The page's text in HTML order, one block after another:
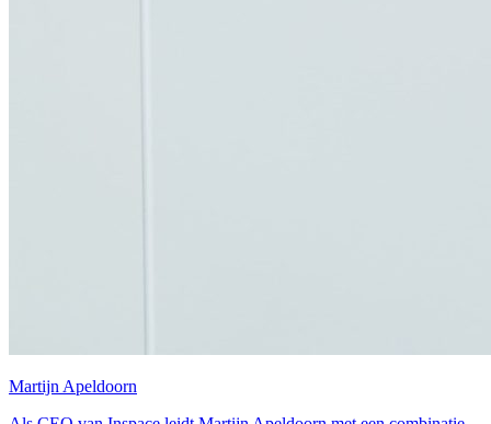
Martijn Apeldoorn